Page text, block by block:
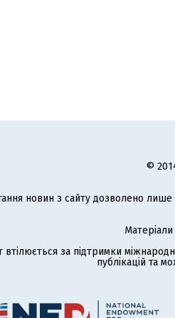
©
новин з сайту дозволено
втілюється за підтримки
публікацій та